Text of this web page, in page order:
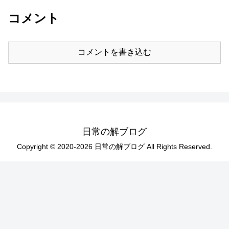
コメント
コメントを書き込む
日常の解ブログ
Copyright © 2020-2026 日常の解ブログ All Rights Reserved.